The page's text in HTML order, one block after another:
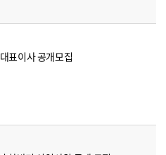
표이사 공개모집